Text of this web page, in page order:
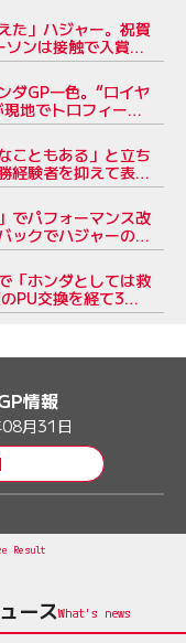
た」ハジャー。祝賀
ンは接触で入賞の
ダGP一色。“ロイヤ
地でトロフィー製
こともある」と立ち
経験者を抑えて表彰
でパフォーマンス改
ックでハジャーの初
「ホンダとしては救
PU交換を経て3位
情報
月31日
Result
ース